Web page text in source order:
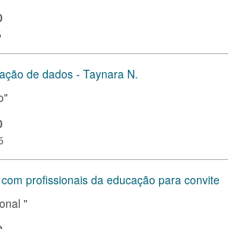
de dados - Taynara N.
profissionais da educação para convite
"